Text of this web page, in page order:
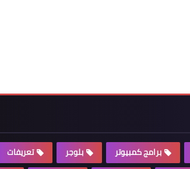
برامج كمبيوتر بلوجر تعريفات